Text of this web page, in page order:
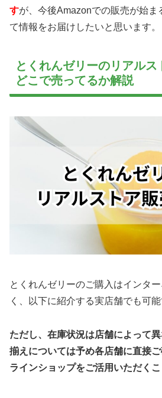
すが、今後Amazonでの販売が始ま
て情報をお届けしたいと思います。
とくれんゼリーのリアルス
どこで売ってるか解説
とくれんゼリーのご購入はインタ
く、以下に紹介する実店舗でも可能
ただし、在庫状況は店舗によって
揃えについては予め各店舗に直接
ラインショップをご活用いただくこ